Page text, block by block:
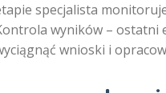
specjalista
wyników – ostatni
wnioski i